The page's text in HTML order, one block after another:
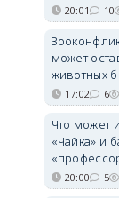
20:01 10
может
животных
17:02 6
Что может
«Чайка» и
20:00 5